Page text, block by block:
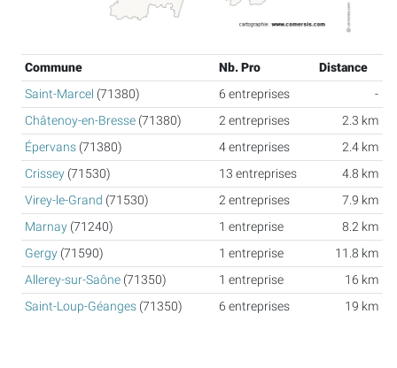
Commune Nb. Pro
Distance
Saint-Marcel (71380) 6 entreprises
-
Châtenoy-en-Bresse (71380) 2 entreprises
2.3 km
Épervans (71380) 4 entreprises
2.4 km
Crissey (71530) 13 entreprises
4.8 km
Virey-le-Grand (71530) 2 entreprises
7.9 km
Marnay (71240) 1 entreprise
8.2 km
Gergy (71590) 1 entreprise
11.8 km
Allerey-sur-Saône (71350) 1 entreprise
16 km
Saint-Loup-Géanges (71350) 6 entreprises 19 km